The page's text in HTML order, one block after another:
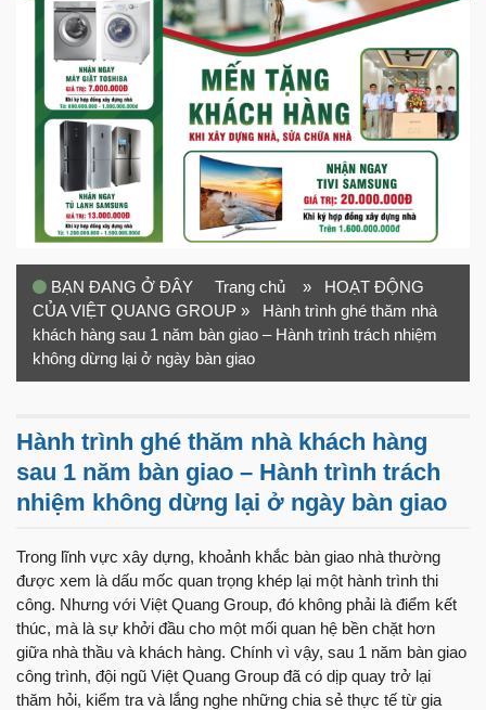
BẠN ĐANG Ở ĐÂY Trang chủ » HOẠT ĐỘNG
CỦA VIỆT QUANG GROUP » Hành trình ghé thăm nhà
khách hàng sau 1 năm bàn giao – Hành trình trách nhiệm
không dừng lại ở ngày bàn giao
Hành trình ghé thăm nhà khách hàng
sau 1 năm bàn giao – Hành trình trách
nhiệm không dừng lại ở ngày bàn giao
Trong lĩnh vực xây dựng, khoảnh khắc bàn giao nhà thường
được xem là dấu mốc quan trọng khép lại một hành trình thi
công. Nhưng với Việt Quang Group, đó không phải là điểm kết
thúc, mà là sự khởi đầu cho một mối quan hệ bền chặt hơn
giữa nhà thầu và khách hàng. Chính vì vậy, sau 1 năm bàn giao
công trình, đội ngũ Việt Quang Group đã có dịp quay trở lại
thăm hỏi, kiểm tra và lắng nghe những chia sẻ thực tế từ gia